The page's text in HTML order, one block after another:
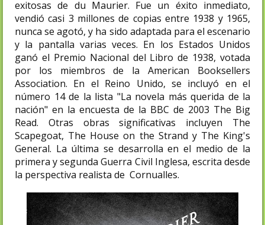
exitosas de du Maurier. Fue un éxito inmediato,
vendió casi 3 millones de copias entre 1938 y 1965,
nunca se agotó, y ha sido adaptada para el escenario
y la pantalla varias veces. En los Estados Unidos
ganó el Premio Nacional del Libro de 1938, votada
por los miembros de la American Booksellers
Association.​ En el Reino Unido, se incluyó en el
número 14 de la lista "La novela más querida de la
nación" en la encuesta de la BBC de 2003 The Big
Read. Otras obras significativas incluyen The
Scapegoat, The House on the Strand y The King's
General. La última se desarrolla en el medio de la
primera y segunda Guerra Civil Inglesa, escrita desde
la perspectiva realista de Cornualles.